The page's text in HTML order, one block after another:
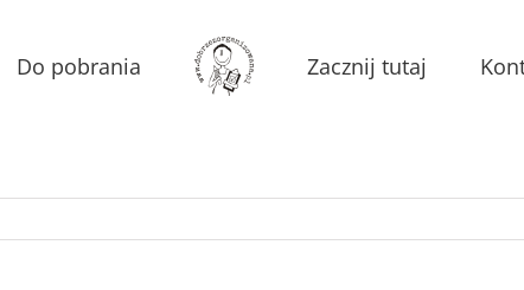
Do pobrania Zacznij tutaj